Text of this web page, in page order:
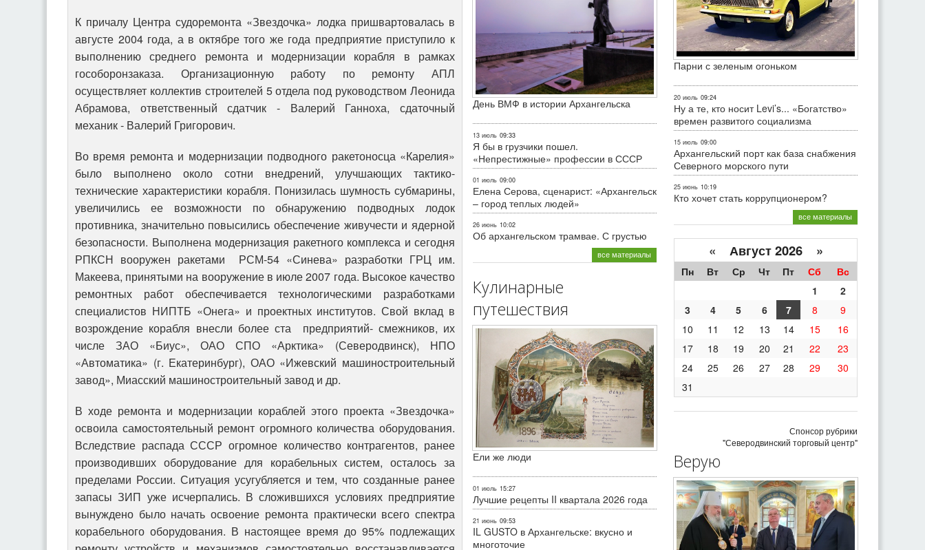
К причалу Центра судоремонта «Звездочка» лодка пришвартовалась в
августе 2004 года, а в октябре того же года предприятие приступило к
выполнению среднего ремонта и модернизации корабля в рамках
гособоронзаказа. Организационную работу по ремонту АПЛ
осуществляет коллектив строителей 5 отдела под руководством Леонида
Абрамова, ответственный сдатчик - Валерий Ганноха, сдаточный
механик - Валерий Григорович.
Во время ремонта и модернизации подводного ракетоносца «Карелия»
было выполнено около сотни внедрений, улучшающих тактико-
технические характеристики корабля. Понизилась шумность субмарины,
увеличились ее возможности по обнаружению подводных лодок
противника, значительно повысились обеспечение живучести и ядерной
безопасности. Выполнена модернизация ракетного комплекса и сегодня
РПКСН вооружен ракетами РСМ-54 «Синева» разработки ГРЦ им.
Макеева, принятыми на вооружение в июле 2007 года. Высокое качество
ремонтных работ обеспечивается технологическими разработками
специалистов НИПТБ «Онега» и проектных институтов. Свой вклад в
возрождение корабля внесли более ста предприятий- смежников, их
числе ЗАО «Биус», ОАО СПО «Арктика» (Северодвинск), НПО
«Автоматика» (г. Екатеринбург), ОАО «Ижевский машиностроительный
завод», Миасский машиностроительный завод и др.
В ходе ремонта и модернизации кораблей этого проекта «Звездочка»
освоила самостоятельный ремонт огромного количества оборудования.
Вследствие распада СССР огромное количество контрагентов, ранее
производивших оборудование для корабельных систем, осталось за
пределами России. Ситуация усугубляется и тем, что созданные ранее
запасы ЗИП уже исчерпались. В сложившихся условиях предприятие
вынуждено было начать освоение ремонта практически всего спектра
корабельного оборудования. В настоящее время до 95% подлежащих
День ВМФ в истории Архангельска
13 июль 09:33
Я бы в грузчики пошел.
«Непрестижные» профессии в СССР
01 июль 09:00
Елена Серова, сценарист: «Архангельск
– город теплых людей»
26 июнь 10:02
Об архангельском трамвае. С грустью
все материалы
Кулинарные
путешествия
Ели же люди
01 июль 15:27
Лучшие рецепты II квартала 2026 года
21 июнь 09:53
IL GUSTO в Архангельске: вкусно и
многоточие
Парни с зеленым огоньком
20 июль 09:24
Ну а те, кто носит Levi’s... «Богатство»
времен развитого социализма
15 июль 09:00
Архангельский порт как база снабжения
Северного морского пути
25 июнь 10:19
Кто хочет стать коррупционером?
все материалы
« Август 2026 »
Пн Вт Ср Чт Пт Сб
Вс
1
2
3
4 5 6 7 8
9
10
11 12 13 14 15
16
17
18 19 20 21 22
23
24
25 26 27 28 29
30
31
Спонсор рубрики
"Северодвинский торговый центр"
Верую